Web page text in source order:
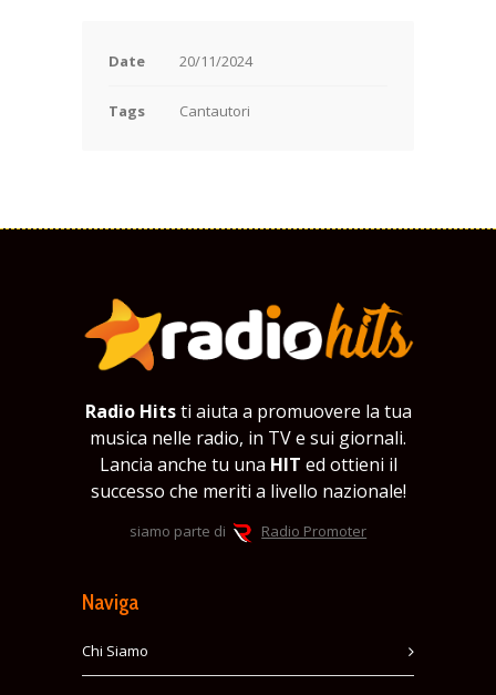
Date 20/11/2024
Tags Cantautori
Radio Hitsti aiuta a promuovere la tua
musica nelle radio, in TV e sui giornali.
Lancia anche tu una HIT ed ottieni il
successo che meriti a livello nazionale!
siamo parte di Radio Promoter
Naviga
Chi Siamo